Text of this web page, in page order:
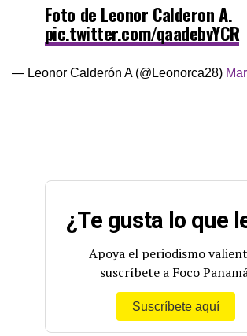
Foto de Leonor Calderon A.
pic.twitter.com/qaadebvYCR
— Leonor Calderón A (@Leonorca28)
¿Te gusta lo que
Apoya el periodismo
suscríbete a Foco
Suscríbete aquí